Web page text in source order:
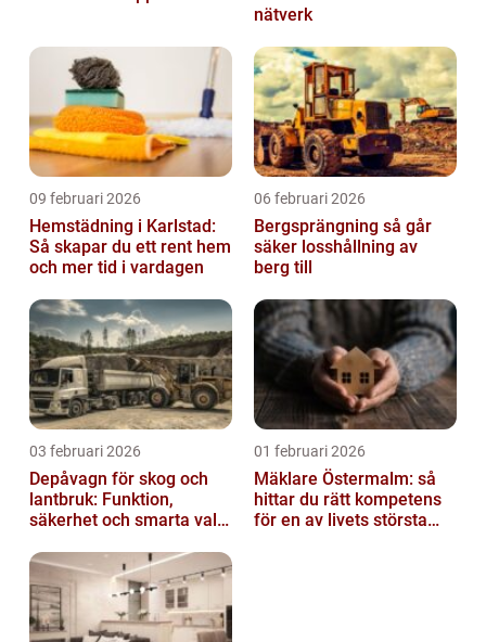
nätverk
09 februari 2026
Hemstädning i Karlstad:
Så skapar du ett rent hem
och mer tid i vardagen
06 februari 2026
Bergsprängning så går
säker losshållning av
berg till
03 februari 2026
Depåvagn för skog och
lantbruk: Funktion,
säkerhet och smarta val
01 februari 2026
Mäklare Östermalm: så
hittar du rätt kompetens
för en av livets största